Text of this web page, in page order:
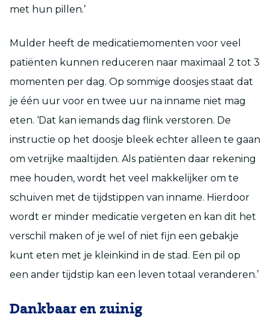
met hun pillen.’
Mulder heeft de medicatiemomenten voor veel
patiënten kunnen reduceren naar maximaal 2 tot 3
momenten per dag. Op sommige doosjes staat dat
je één uur voor en twee uur na inname niet mag
eten. ‘Dat kan iemands dag flink verstoren. De
instructie op het doosje bleek echter alleen te gaan
om vetrijke maaltijden. Als patiënten daar rekening
mee houden, wordt het veel makkelijker om te
schuiven met de tijdstippen van inname. Hierdoor
wordt er minder medicatie vergeten en kan dit het
verschil maken of je wel of niet fijn een gebakje
kunt eten met je kleinkind in de stad. Een pil op
een ander tijdstip kan een leven totaal veranderen.’
Dankbaar en zuinig